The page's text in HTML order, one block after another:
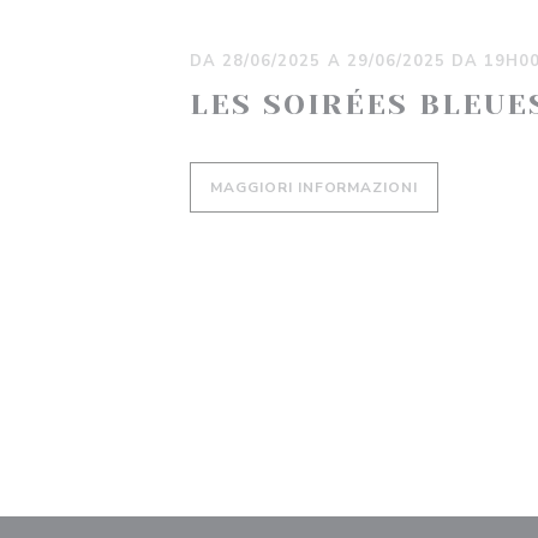
DA 28/06/2025 A 29/06/2025 DA
LES SOIRÉES
MAGGIORI INFORMAZIONI